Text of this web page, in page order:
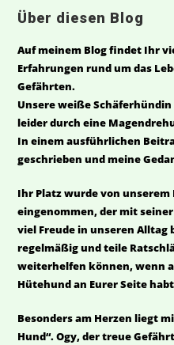
Über diesen Blog
Auf meinem Blog findet Ihr
Erfahrungen rund um das
Gefährten.
Unsere weiße
leider durch eine
In einem ausführlichen
geschrieben und meine
Ihr Platz wurde von unserem
eingenommen, der mit
viel Freude in unseren
regelmäßig und teile
weiterhelfen können, wenn
Hütehund an Eurer Seite
Besonders am Herzen liegt
Hund“. Ogy, der treue